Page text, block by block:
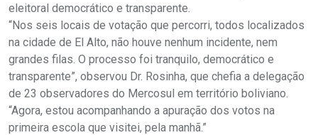
eleitoral democrático e transparente.
“Nos seis locais de votação que percorri, todos localizados
na cidade de El Alto, não houve nenhum incidente, nem
grandes filas. O processo foi tranquilo, democrático e
transparente”, observou Dr. Rosinha, que chefia a delegação
de 23 observadores do Mercosul em território boliviano.
“Agora, estou acompanhando a apuração dos votos na
primeira escola que visitei, pela manhã.”